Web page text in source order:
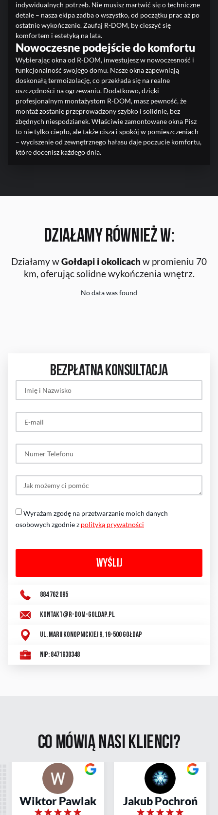
Nowoczesne podejście do komfortu
Wybierając okna od R-DOM, inwestujesz w nowoczesność i
funkcjonalność swojego domu. Nasze okna zapewniają
doskonałą termoizolację, co przekłada się na realne
oszczędności na ogrzewaniu. Dodatkowo, dzięki
profesjonalnym montażystom R-DOM, masz pewność, że
montaż zostanie przeprowadzony szybko i solidnie, bez
zbędnych niespodzianek. Właściwie zamontowane okna Pisz
to nie tylko ciepło, ale także cisza i spokój w pomieszczeniach
– wyciszenie od zewnętrznego hałasu daje poczucie komfortu,
które docenisz każdego dnia.
indywidualnych potrzeb. Nie musisz martwić się o techniczne
detale – nasza ekipa zadba o wszystko, od początku prac aż po
ostatnie wykończenie. Zaufaj R-DOM, by cieszyć się
komfortem i estetyką na lata.
Działamy również w:
Działamy wGołdapi i okolicach w promieniu 70
km, oferując solidne wykończenia wnętrz.
No data was found
BEZPŁATNA KONSULTACJA
Wyrażam zgodę na przetwarzanie moich danych
osobowych zgodnie z polityką prywatności
WYŚLIJ
884 762 095
kontakt@r-dom-goldap.pl
ul. Marii Konopnickiej 9, 19-500 Gołdap
NIP: 8471630348
Co mówią nasiklienci?
Wiktor Pawlak Jakub Pochroń